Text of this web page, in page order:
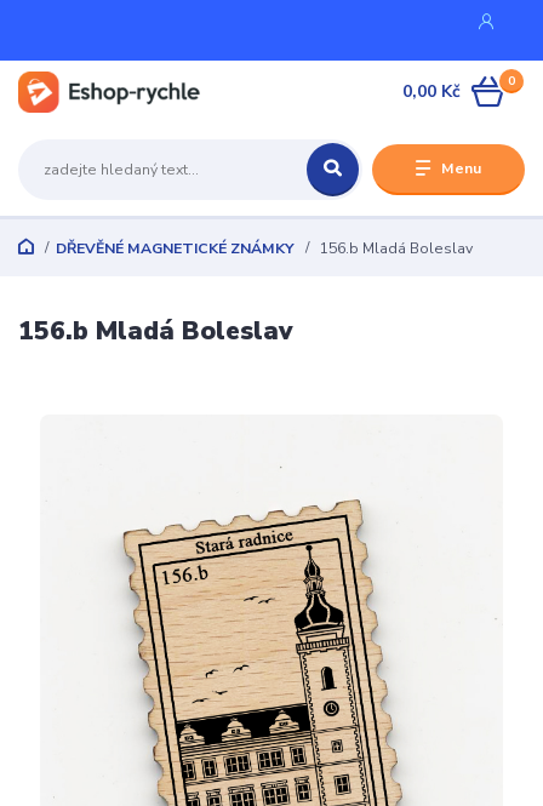
Menu
0
0,00 Kč
DŘEVĚNÉ MAGNETICKÉ ZNÁMKY 156.b Mladá Boleslav
156.b Mladá Boleslav